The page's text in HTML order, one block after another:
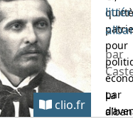
clio.fr
La